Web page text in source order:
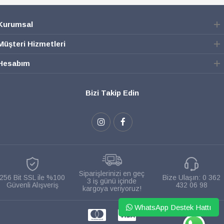
Hizmetleri
Bizi Takip Edin
256 Bit SSL ile %100
Güvenli Alışveriş
Siparişlerinizi en geç
3 iş günü içinde
kargoya veriyoruz!
Bize Ulaşın: 0 362
432 06 98
WHATSAPP
WhatsApp Destek Hattı